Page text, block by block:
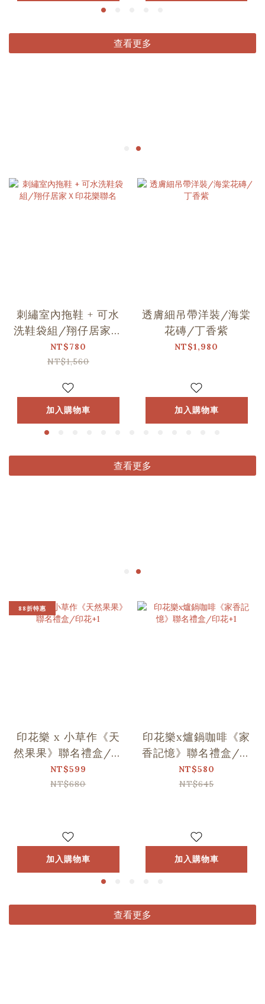
查看更多
刺繡室內拖鞋 + 可水
洗鞋袋組/翔仔居家Ｘ
印花樂聯名
NT$780
NT$1,560
加入購物車
透膚細吊帶洋裝/海棠
花磚/丁香紫
NT$1,980
加入購物車
查看更多
88折特惠
印花樂 x 小草作《天
然果果》聯名禮盒/印
花+1
NT$599
NT$680
加入購物車
印花樂x爐鍋咖啡《家
香記憶》聯名禮盒/印
花+1
NT$580
NT$645
加入購物車
查看更多